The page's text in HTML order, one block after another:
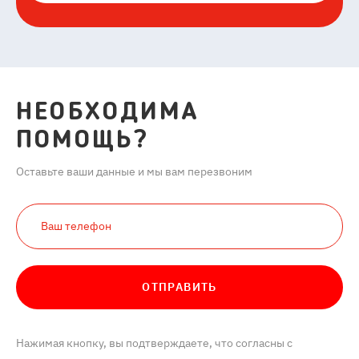
НЕОБХОДИМА
ПОМОЩЬ?
Оставьте ваши данные и мы вам перезвоним
ОТПРАВИТЬ
Нажимая кнопку, вы подтверждаете, что согласны с